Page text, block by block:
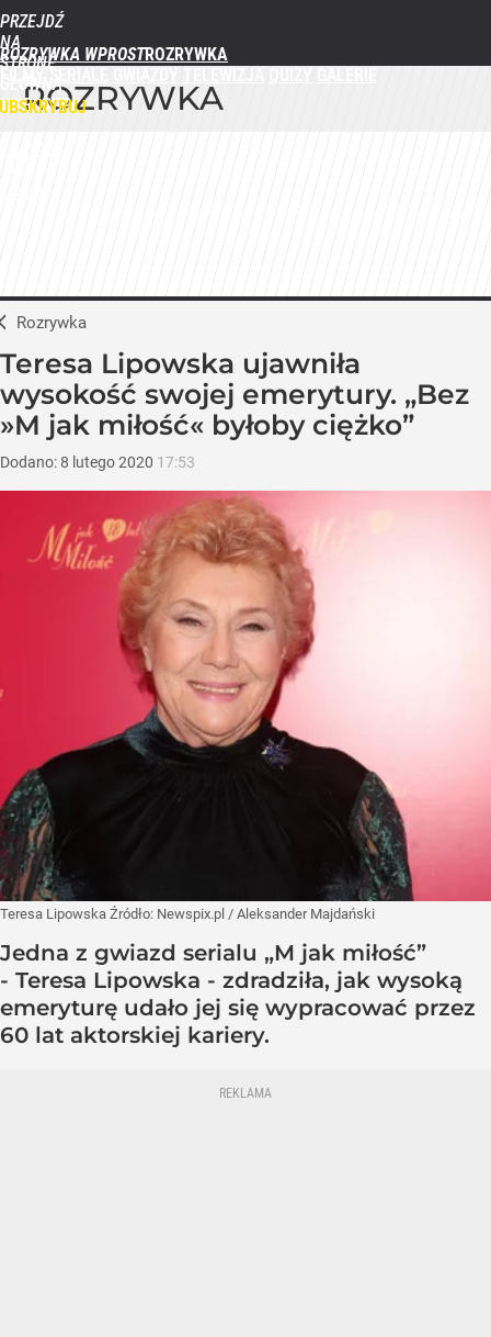
PRZEJDŹ
NA
STRONĘ
GŁÓWNĄ
WPROST.PL
ROZRYWKA WPROST
ROZRYWKA
Rozrywka
Teresa Lipowska ujawniła
wysokość swojej emerytury. „Bez
»M jak miłość« byłoby ciężko”
Dodano:8 lutego2020 17:53
Teresa Lipowska Źródło: Newspix.pl / Aleksander Majdański
Jedna z gwiazd serialu „M jak miłość”
- Teresa Lipowska - zdradziła, jak wysoką
emeryturę udało jej się wypracować przez
60 lat aktorskiej kariery.